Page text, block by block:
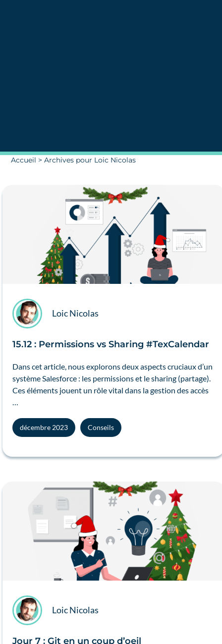
Accueil >Archives pour Loic Nicolas
Loic Nicolas
15.12 : Permissions vs Sharing #TexCalendar
Dans cet article, nous explorons deux aspects cruciaux d’un
système Salesforce : les permissions et le sharing (partage).
Ces éléments jouent un rôle vital dans la gestion des accès
décembre 2023 Conseils
Loic Nicolas
Jour 7 : Git en un coup d’oeil